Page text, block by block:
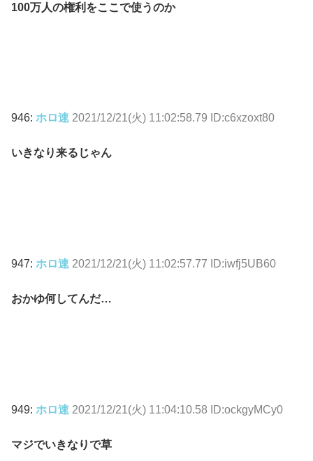
100万人の権利をここで使うのか
946: ホロ速 2021/12/21(火) 11:02:58.79 ID:c6xzoxt80
いきなり来るじゃん
947: ホロ速 2021/12/21(火) 11:02:57.77 ID:iwfj5UB60
おかゆ何してんだ…
949: ホロ速 2021/12/21(火) 11:04:10.58 ID:ockgyMCy0
マジでいきなりで草